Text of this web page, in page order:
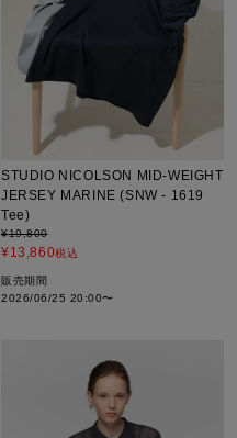
STUDIO NICOLSON MID-WEIGHT
JERSEY MARINE (SNW - 1619
Tee)
¥19,800
¥13,860税込
販売期間
2026/06/25 20:00〜